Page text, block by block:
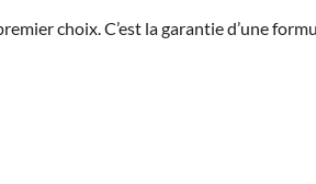
choix. C’est la garantie d’une